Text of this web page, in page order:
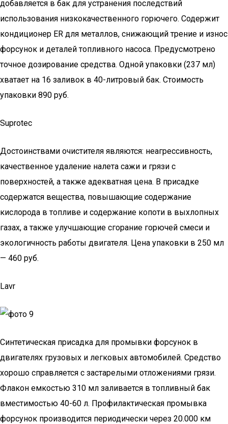
добавляется в бак для устранения последствий
использования низкокачественного горючего. Содержит
кондиционер ER для металлов, снижающий трение и износ
форсунок и деталей топливного насоса. Предусмотрено
точное дозирование средства. Одной упаковки (237 мл)
хватает на 16 заливок в 40-литровый бак. Стоимость
упаковки 890 руб.
Suprotec
Достоинствами очистителя являются: неагрессивность,
качественное удаление налета сажи и грязи с
поверхностей, а также адекватная цена. В присадке
содержатся вещества, повышающие содержание
кислорода в топливе и содержание копоти в выхлопных
газах, а также улучшающие сгорание горючей смеси и
экологичность работы двигателя. Цена упаковки в 250 мл
— 460 руб.
Lavr
Синтетическая присадка для промывки форсунок в
двигателях грузовых и легковых автомобилей. Средство
хорошо справляется с застарелыми отложениями грязи.
Флакон емкостью 310 мл заливается в топливный бак
вместимостью 40-60 л. Профилактическая промывка
форсунок производится периодически через 20.000 км